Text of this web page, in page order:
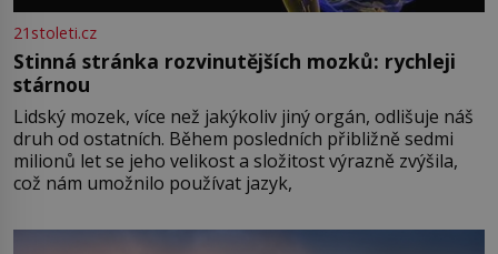
21stoleti.cz
Stinná stránka rozvinutějších mozků: rychleji
stárnou
Lidský mozek, více než jakýkoliv jiný orgán, odlišuje náš
druh od ostatních. Během posledních přibližně sedmi
milionů let se jeho velikost a složitost výrazně zvýšila,
což nám umožnilo používat jazyk,